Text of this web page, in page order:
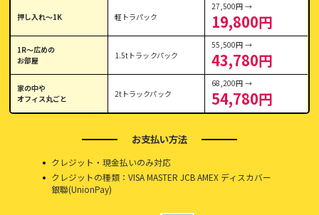
押し入れ〜1K 軽トラパック
27,500円 →
19,800円
1R〜広めの
お部屋
1.5tトラックパック
55,500円 →
43,780円
家の中や
オフィス丸ごと
2tトラックパック
68,200円 →
54,780円
お支払い方法
クレジット・現金払いのみ対応
クレジットの種類：VISA MASTER JCB AMEX ディスカバー
銀聯(UnionPay)